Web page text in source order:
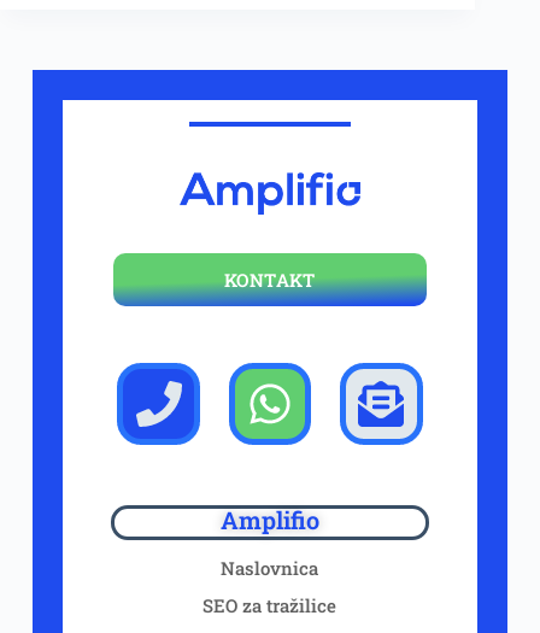
KONTAKT
Amplifio
Naslovnica
SEO za tražilice